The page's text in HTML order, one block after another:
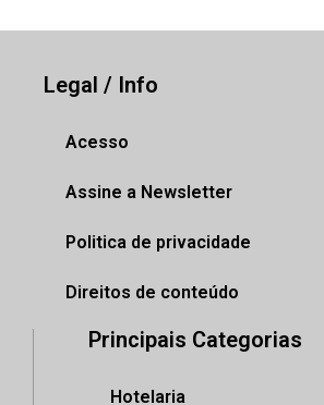
Legal / Info
Acesso
Assine a Newsletter
Politica de privacidade
Direitos de conteúdo
Principais Categorias
Hotelaria